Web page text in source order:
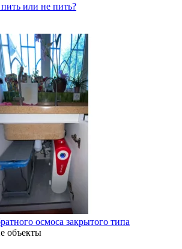
или не пить?
осмоса закрытого типа
объекты